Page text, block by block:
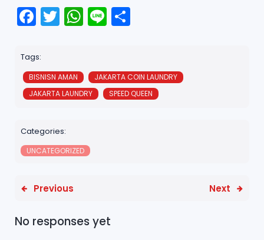
F
a
c
e
b
o
o
k
T
w
t
e
r
W
h
ts
A
p
Li
n
r
e
Tags:
BISNISN AMAN
JAKARTA COIN LAUNDRY
JAKARTA LAUNDRY
SPEED QUEEN
Categories:
UNCATEGORIZED
Previous Next
No responses yet